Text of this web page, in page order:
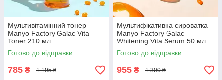
Мультивітамінний тонер
Manyo Factory Galac Vita
Toner 210 мл
Готово до відправки
785 ₴ 1 195 ₴
Мультифікативна сироватка
Manyo Factory Galac
Whitening Vita Serum 50 мл
Готово до відправки
955 ₴ 1 300 ₴